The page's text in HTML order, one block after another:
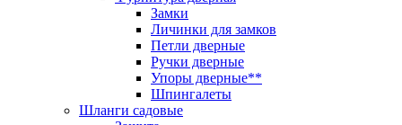
Замки
Личинки для замков
Петли дверные
Ручки дверные
Упоры дверные**
Шпингалеты
Шланги садовые